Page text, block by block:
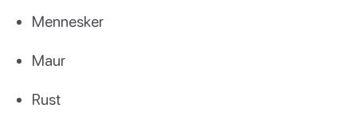
Mennesker
Maur
Rust